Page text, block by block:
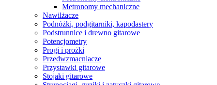
Metronomy mechaniczne
Nawilżacze
Podnóżki, podgitarniki, kapodastery
Podstrunnice i drewno gitarowe
Potencjometry
Progi i prożki
Przedwzmacniacze
Przystawki gitarowe
Stojaki gitarowe